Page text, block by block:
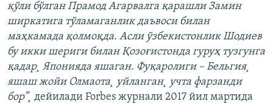
қўли бўлган Прамод Агарвалга қарашли Замин
ширкатига тўламаганлик даъвоси билан
маҳкамада қолмоқда. Асли ўзбекистонлик Шодиев
бу икки шериги билан Қозоғистонда гуруҳ тузгунга
қадар¸ Японияда яшаган. Фуқаролиги – Бельгия¸
яшаш жойи Олмаота¸ уйланган¸ учта фарзанди
бор”¸ дейилади Forbes журнали 2017 йил мартида